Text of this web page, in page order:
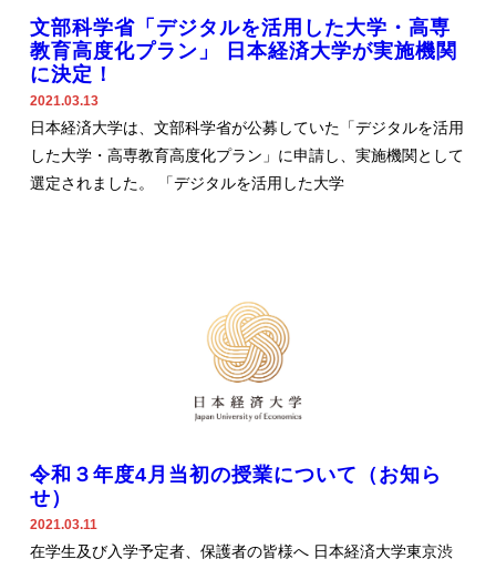
文部科学省「デジタルを活用した大学・高専
教育高度化プラン」 日本経済大学が実施機関
に決定！
2021.03.13
日本経済大学は、文部科学省が公募していた「デジタルを活用
した大学・高専教育高度化プラン」に申請し、実施機関として
選定されました。 「デジタルを活用した大学
令和３年度4月当初の授業について（お知ら
せ）
2021.03.11
在学生及び入学予定者、保護者の皆様へ 日本経済大学東京渋